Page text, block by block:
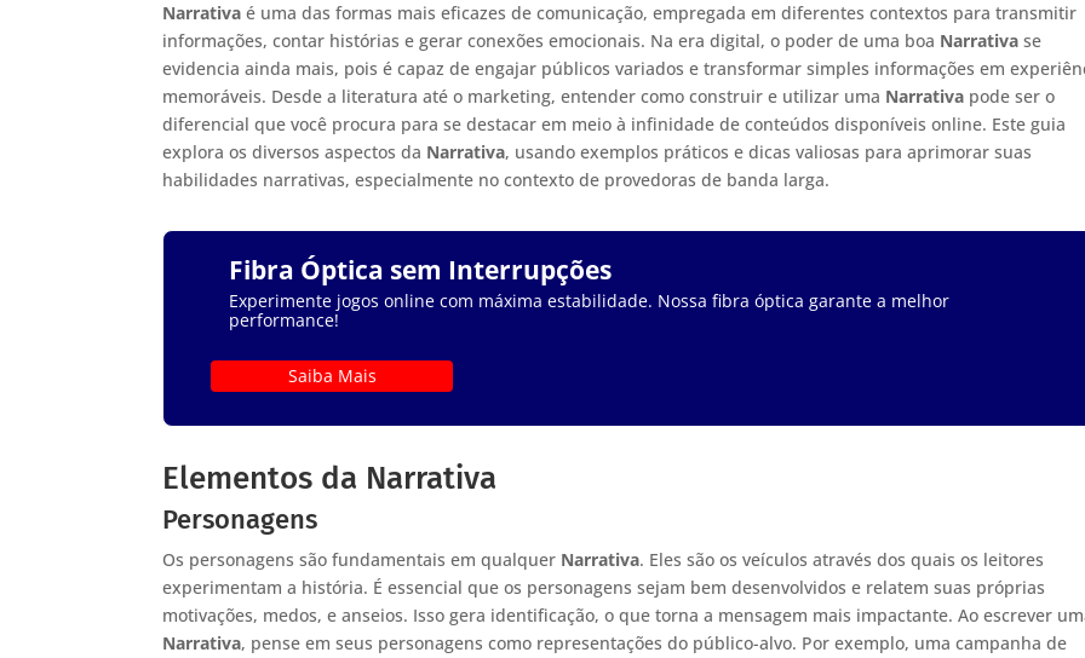
Narrativa é uma das formas mais eficazes de comunicação, empregada em diferentes contextos para transmitir
informações, contar histórias e gerar conexões emocionais. Na era digital, o poder de uma boa Narrativa se
evidencia ainda mais, pois é capaz de engajar públicos variados e transformar simples informações em
memoráveis. Desde a literatura até o marketing, entender como construir e utilizar uma Narrativa pode ser o
diferencial que você procura para se destacar em meio à infinidade de conteúdos disponíveis online. Este guia
explora os diversos aspectos da Narrativa, usando exemplos práticos e dicas valiosas para aprimorar suas
habilidades narrativas, especialmente no contexto de provedoras de banda larga.
Fibra Óptica sem Interrupções
Experimente jogos online com máxima estabilidade. Nossa fibra óptica garante a melhor
performance!
Saiba Mais
Elementos da Narrativa
Personagens
Os personagens são fundamentais em qualquer Narrativa. Eles são os veículos através dos quais os leitores
experimentam a história. É essencial que os personagens sejam bem desenvolvidos e relatem suas próprias
motivações, medos, e anseios. Isso gera identificação, o que torna a mensagem mais impactante. Ao escrever
Narrativa, pense em seus personagens como representações do público-alvo. Por exemplo, uma campanha de